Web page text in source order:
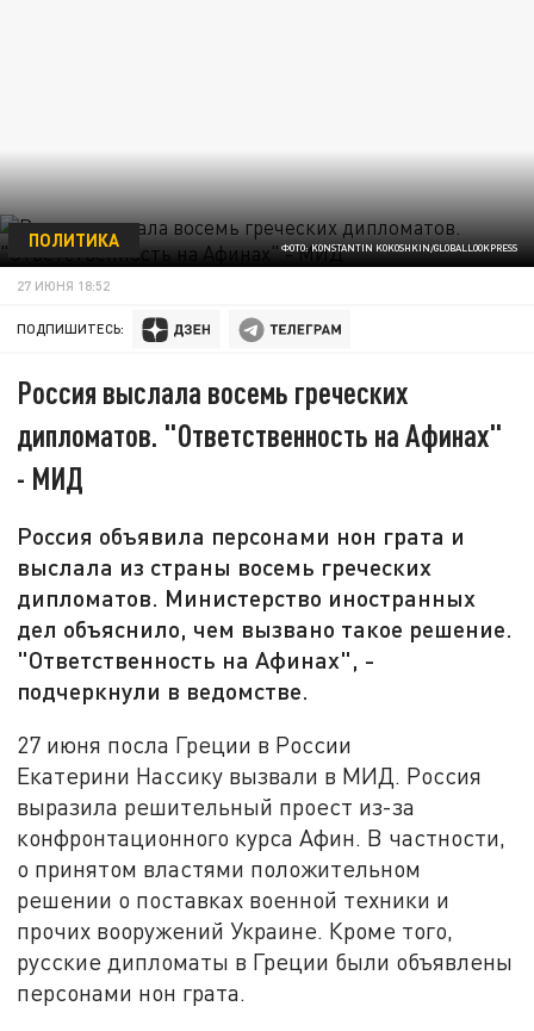
ФОТО: KONSTANTIN KOKOSHKIN/GLOBALLOOKPRESS
ПОЛИТИКА
27 ИЮНЯ 18:52
ПОДПИШИТЕСЬ:
Россия выслала восемь греческих
дипломатов. "Ответственность на Афинах"
- МИД
Россия объявила персонами нон грата и
выслала из страны восемь греческих
дипломатов. Министерство иностранных
дел объяснило, чем вызвано такое решение.
"Ответственность на Афинах", -
подчеркнули в ведомстве.
27 июня посла Греции в России
Екатерини Нассику вызвали в МИД. Россия
выразила решительный проест из-за
конфронтационного курса Афин. В частности,
о принятом властями положительном
решении о поставках военной техники и
прочих вооружений Украине. Кроме того,
русские дипломаты в Греции были объявлены
персонами нон грата.